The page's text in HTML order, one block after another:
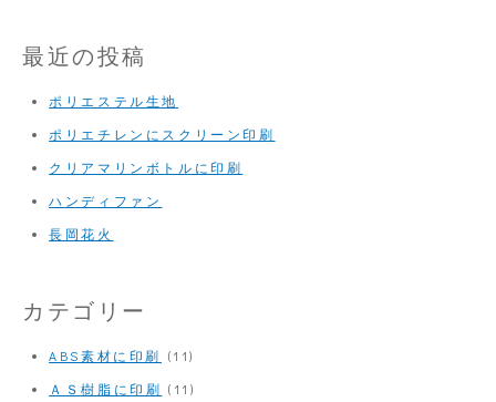
最近の投稿
ポリエステル生地
ポリエチレンにスクリーン印刷
クリアマリンボトルに印刷
ハンディファン
長岡花火
カテゴリー
ABS素材に印刷 (11)
ＡＳ樹脂に印刷 (11)